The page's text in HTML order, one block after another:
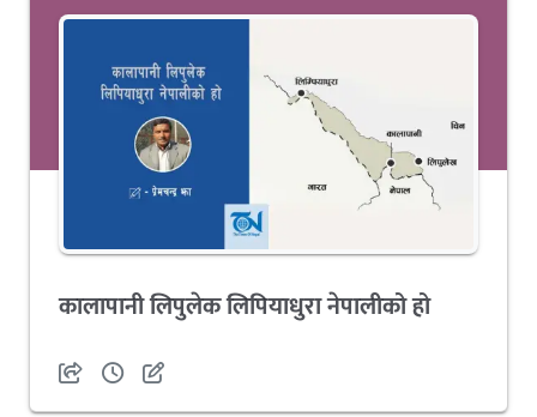
कालापानी लिपुलेक लिपियाधुरा नेपालीको हो